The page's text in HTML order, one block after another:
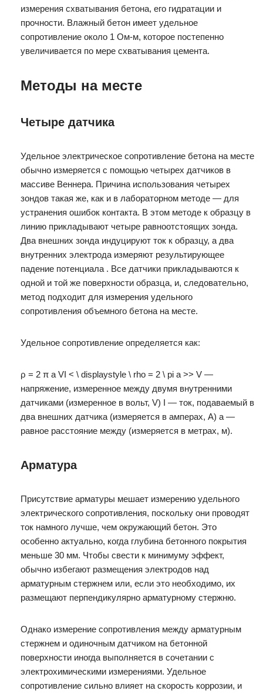
измерения схватывания бетона, его гидратации и
прочности. Влажный бетон имеет удельное
сопротивление около 1 Ом-м, которое постепенно
увеличивается по мере схватывания цемента.
Методы на месте
Четыре датчика
Удельное электрическое сопротивление бетона на месте
обычно измеряется с помощью четырех датчиков в
массиве Веннера. Причина использования четырех
зондов такая же, как и в лабораторном методе — для
устранения ошибок контакта. В этом методе к образцу в
линию прикладывают четыре равноотстоящих зонда.
Два внешних зонда индуцируют ток к образцу, а два
внутренних электрода измеряют результирующее
падение потенциала . Все датчики прикладываются к
одной и той же поверхности образца, и, следовательно,
метод подходит для измерения удельного
сопротивления объемного бетона на месте.
Удельное сопротивление определяется как:
ρ = 2 π a VI < \ displaystyle \ rho = 2 \ pi a >> V —
напряжение, измеренное между двумя внутренними
датчиками (измеренное в вольт, V) I — ток, подаваемый в
два внешних датчика (измеряется в амперах, A) a —
равное расстояние между (измеряется в метрах, м).
Арматура
Присутствие арматуры мешает измерению удельного
электрического сопротивления, поскольку они проводят
ток намного лучше, чем окружающий бетон. Это
особенно актуально, когда глубина бетонного покрытия
меньше 30 мм. Чтобы свести к минимуму эффект,
обычно избегают размещения электродов над
арматурным стержнем или, если это необходимо, их
размещают перпендикулярно арматурному стержню.
Однако измерение сопротивления между арматурным
стержнем и одиночным датчиком на бетонной
поверхности иногда выполняется в сочетании с
электрохимическими измерениями. Удельное
сопротивление сильно влияет на скорость коррозии, и